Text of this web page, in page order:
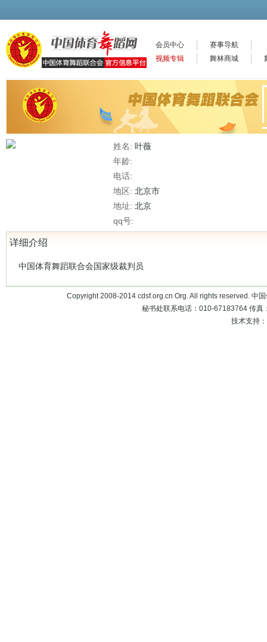
会员中心
赛事导航
视频专辑
舞林商城
姓名: 叶薇
年龄:
电话:
地区: 北京市
地址: 北京
qq号:
详细介绍
中国体育舞蹈联合会国家级裁判员
Copyright 2008-2014 cdsf.org.cn Org. All rights reserved. 中
秘书处联系电话：010-67183764 传
技术支持